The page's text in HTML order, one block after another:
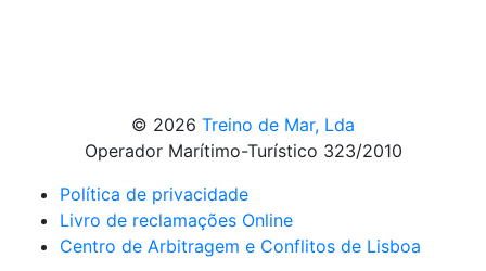
© 2026 Treino de Mar, Lda
Operador Marítimo-Turístico 323/2010
Política de privacidade
Livro de reclamações Online
Centro de Arbitragem e Conflitos de Lisboa